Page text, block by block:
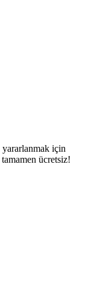
için
ücretsiz!